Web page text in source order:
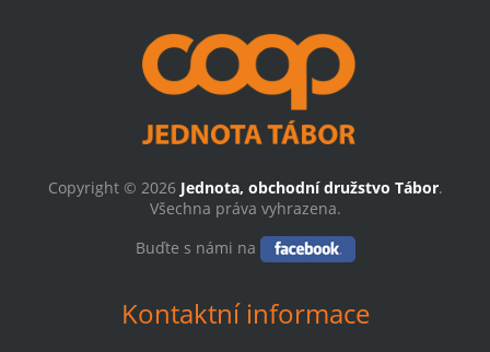
Copyright © 2026 Jednota, obchodní družstvo Tábor.
Všechna práva vyhrazena.
Buďte s námi na
Kontaktní informace